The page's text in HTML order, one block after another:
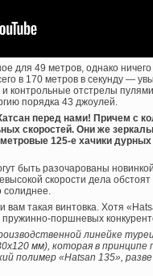
для 49 метров, однако ничего
в 170 метров в секунду —
контрольные отстрелы
порядка 43 джоулей.
перед нами! Причем с
скоростей. Они же
125-е хачики
быть разочарованы
скорости дела
такая винтовка. Хотя
пружинно-поршневых
линейке
мм), которая в
полимер «Hatsan 135»,